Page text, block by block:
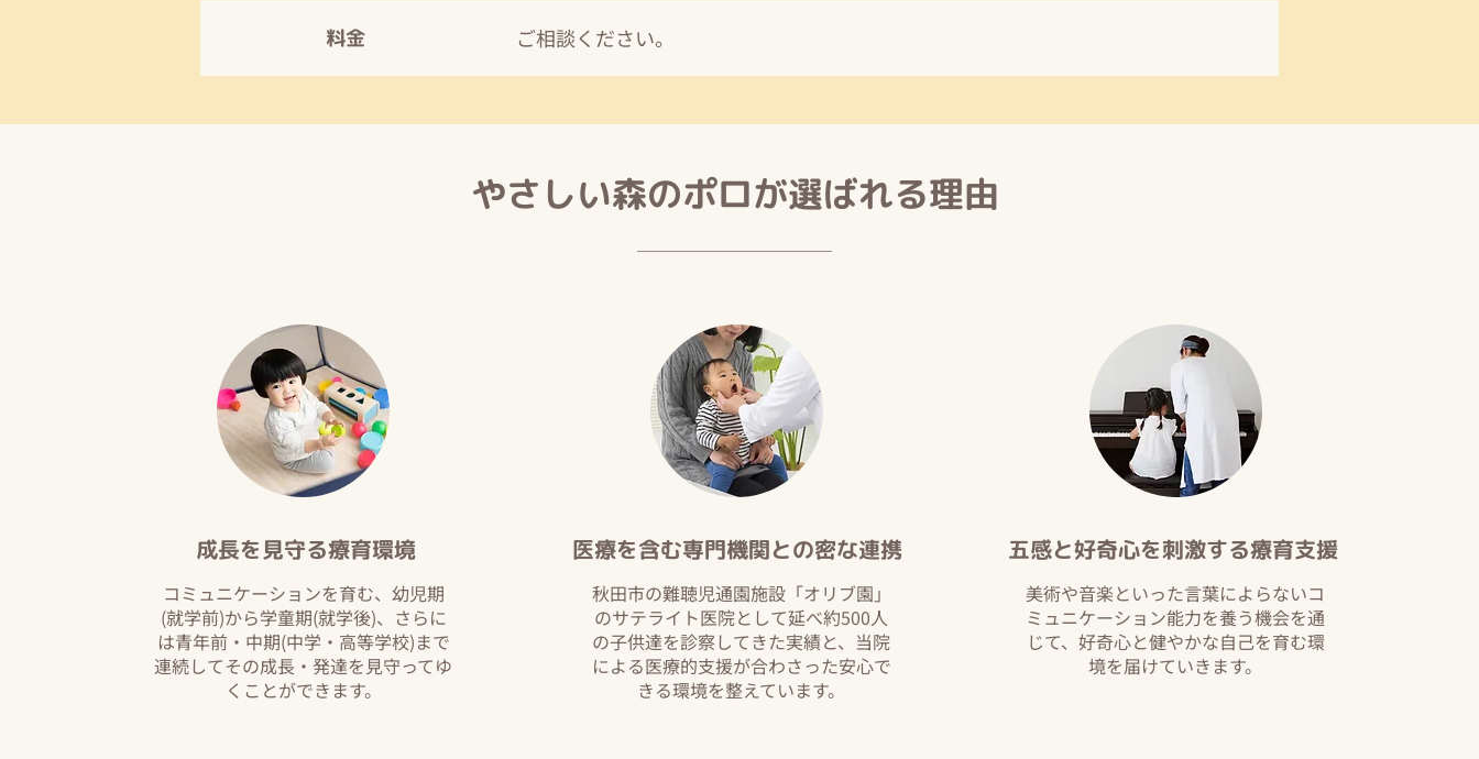
料金 ご相談ください。
やさしい森のポロが選ばれる理由
​成長を見守る療育環境
コミュニケーションを育む、幼児期
(就学前)から学童期(就学後)、さらに
は青年前・中期(中学・高等学校)まで
連続してその成長・発達を見守ってゆ
くことができます。
​医療を含む専門機関との密な連携
秋田市の難聴児通園施設「オリブ園」
のサテライト医院として延べ約500人
の子供達を診察してきた実績と、当院
による医療的支援が合わさった安心で
きる環境を整えています。
五感と好奇心を刺激する療育支援
美術や音楽といった言葉によらないコ
ミュニケーション能力を養う機会を通
じて、好奇心と健やかな自己を育む環
境を届けていきます。